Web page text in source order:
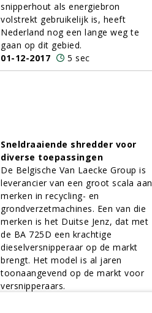
snipperhout als energiebron
volstrekt gebruikelijk is, heeft
Nederland nog een lange weg te
gaan op dit gebied.
01-12-2017
5 sec
Sneldraaiende shredder voor
diverse toepassingen
De Belgische Van Laecke Group is
leverancier van een groot scala aan
merken in recycling- en
grondverzetmachines. Een van die
merken is het Duitse Jenz, dat met
de BA 725D een krachtige
dieselversnipperaar op de markt
brengt. Het model is al jaren
toonaangevend op de markt voor
versnipperaars.